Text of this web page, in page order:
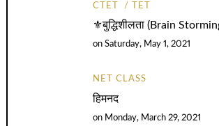
CTET TET
⚜️बुद्धिशीलता (Brain
onSaturday, May 1, 2021
NET CLASS
हिमनद
on Monday, March 29, 2021